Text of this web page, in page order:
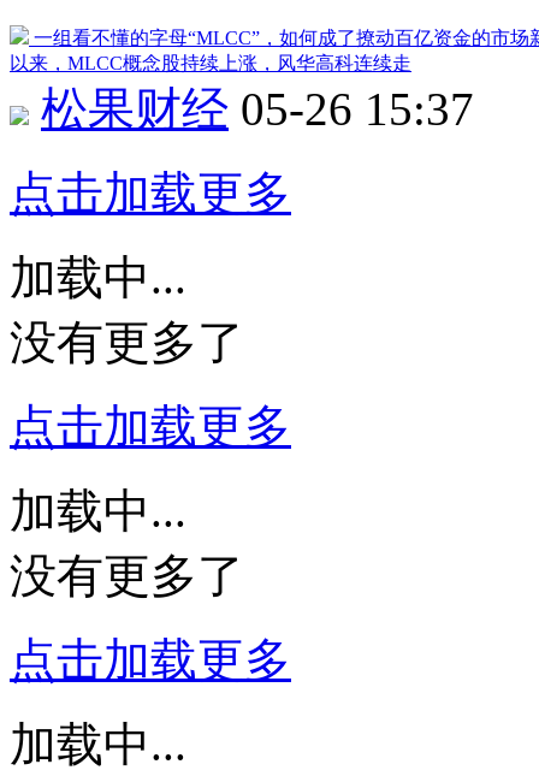
一组看不懂的字母“MLCC”，如何成了撩动百亿资金的市场
以来，MLCC概念股持续上涨， 风华高科连续走
松果财经 05-26 15:37
点击加载更多
加载中...
没有更多了
点击加载更多
加载中...
没有更多了
点击加载更多
加载中...